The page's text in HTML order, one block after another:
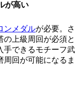
が高い
ンメダルが必要。さ
の上級周回が必須と
手できるモチーフ武
回が可能になるま